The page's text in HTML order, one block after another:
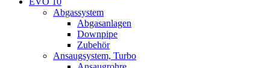
Abgassystem
Abgasanlagen
Downpipe
Zubehör
Ansaugsystem, Turbo